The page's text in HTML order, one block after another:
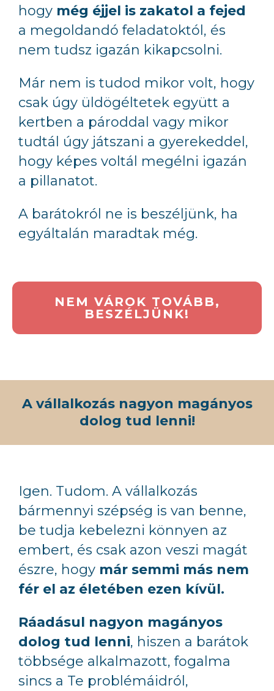
hogy még éjjel is zakatol a fejed
a megoldandó feladatoktól, és
nem tudsz igazán kikapcsolni.
Már nem is tudod mikor volt, hogy
csak úgy üldögéltetek együtt a
kertben a pároddal vagy mikor
tudtál úgy játszani a gyerekeddel,
hogy képes voltál megélni igazán
a pillanatot.
A barátokról ne is beszéljünk, ha
egyáltalán maradtak még.
NEM VÁROK TOVÁBB,
BESZÉLJÜNK!
A vállalkozás nagyon magányos
dolog tud lenni!
Igen. Tudom. A vállalkozás
bármennyi szépség is van benne,
be tudja kebelezni könnyen az
embert, és csak azon veszi magát
észre, hogy már semmi más nem
fér el az életében ezen kívül.
Ráadásul nagyon magányos
dolog tud lenni, hiszen a barátok
többsége alkalmazott, fogalma
sincs a Te problémáidról,